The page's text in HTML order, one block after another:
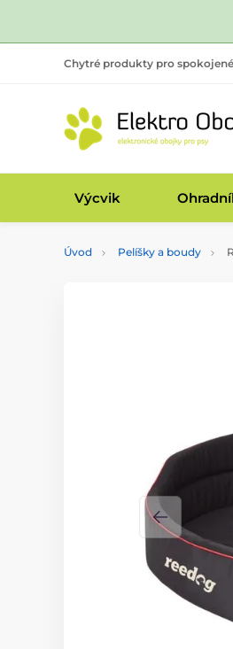
Chytré produkty pro
Výcvik
Úvod Pelíšky a boudy